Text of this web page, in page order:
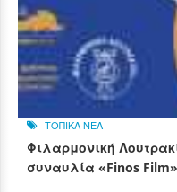
ΤΟΠΙΚΑ ΝΕΑ
Φιλαρμονική
συναυλία «Finos Film»